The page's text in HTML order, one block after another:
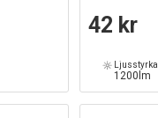
42 kr
Ljusstyrka
1200lm